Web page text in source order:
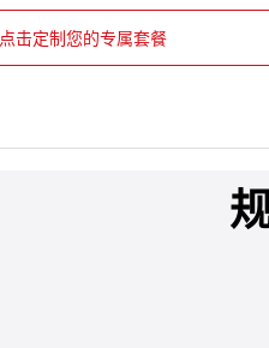
点击定制您的专属套餐